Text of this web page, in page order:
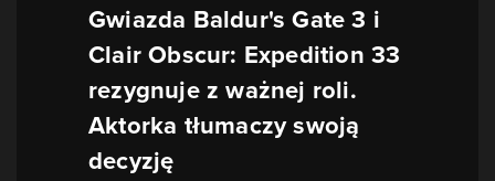
Gwiazda Baldur's Gate 3 i
Clair Obscur: Expedition 33
rezygnuje z ważnej roli.
Aktorka tłumaczy swoją
decyzję